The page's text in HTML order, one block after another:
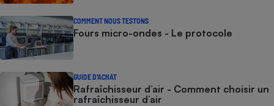
COMMENT NOUS TESTONS
Fours micro-ondes - Le protocole
GUIDE D'ACHAT
Rafraîchisseur d’air - Comment choisir un
rafraîchisseur d’air